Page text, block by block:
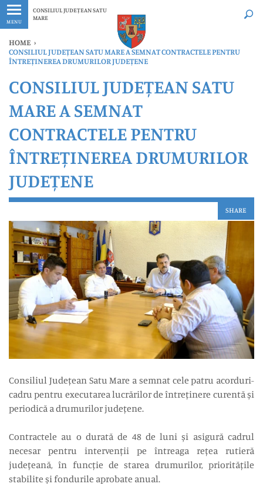
MENU
CONSILIUL JUDEȚEAN SATU
MARE
Ultimele
HOME ›
CONSILIUL JUDEȚEAN SATU MARE A SEMNAT CONTRACTELE PENTRU
ÎNTREȚINEREA DRUMURILOR JUDEȚENE
CONSILIUL JUDEȚEAN SATU
MARE A SEMNAT
CONTRACTELE PENTRU
ÎNTREȚINEREA DRUMURILOR
JUDEȚENE
SHARE
Consiliul Județean Satu Mare a semnat cele patru acorduri-
cadru pentru executarea lucrărilor de întreținere curentă și
periodică a drumurilor județene.
Contractele au o durată de 48 de luni și asigură cadrul
necesar pentru intervenții pe întreaga rețea rutieră
județeană, în funcție de starea drumurilor, prioritățile
stabilite și fondurile aprobate anual.